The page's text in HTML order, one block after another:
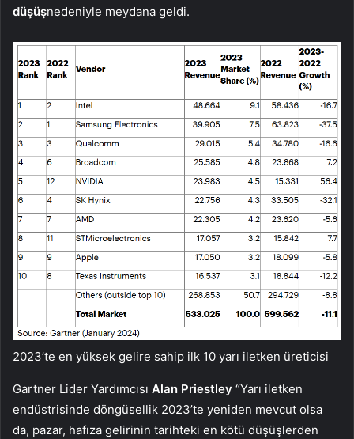
düşüşnedeniyle meydana geldi.
2023’te en yüksek gelire sahip ilk 10 yarı iletken üreticisi
Gartner Lider Yardımcısı Alan Priestley “Yarı iletken
endüstrisinde döngüsellik 2023’te yeniden mevcut olsa
da, pazar, hafıza gelirinin tarihteki en kötü düşüşlerden